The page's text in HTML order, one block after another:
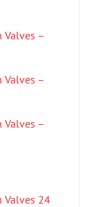
Valves –
Valves –
Valves –
Valves 24